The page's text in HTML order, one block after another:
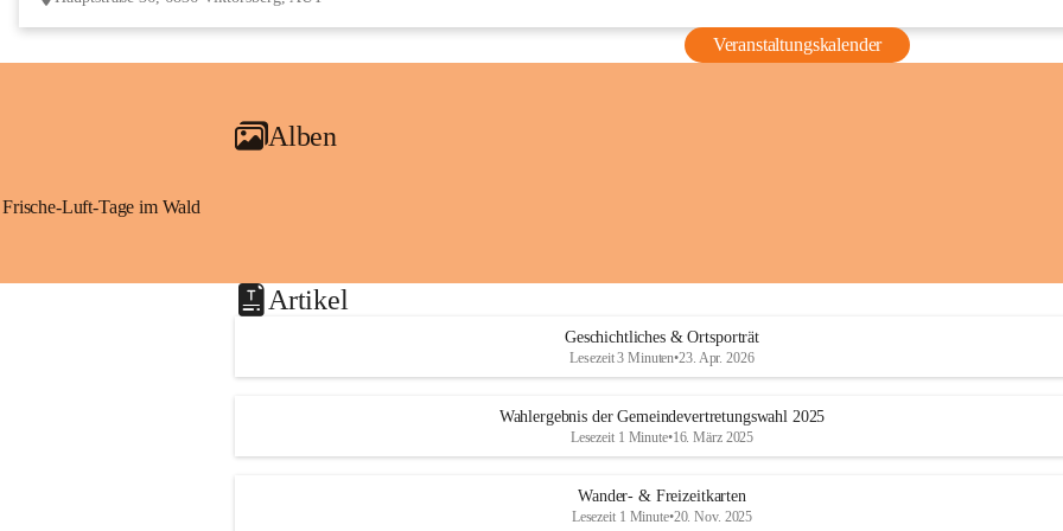
Veranstaltungskalender
Alben
Frische-Luft-Tage im Wald
Artikel
Geschichtliches & Ortsporträt
Lesezeit 3 Minuten•23. Apr. 2026
Wahlergebnis der Gemeindevertretungswahl 2025
Lesezeit 1 Minute•16. März 2025
Wander- & Freizeitkarten
Lesezeit 1 Minute•20. Nov. 2025